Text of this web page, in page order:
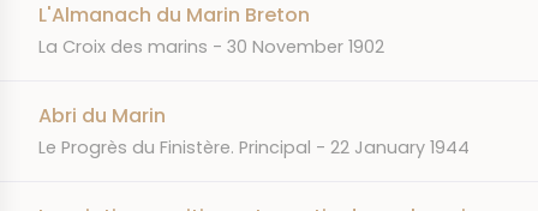
L'Almanach du Marin Breton
JOURNAL
La Croix des marins DATE
30 November 1902
Abri du Marin
JOURNAL
Le Progrès du Finistère. Principal DATE
22 January 1944